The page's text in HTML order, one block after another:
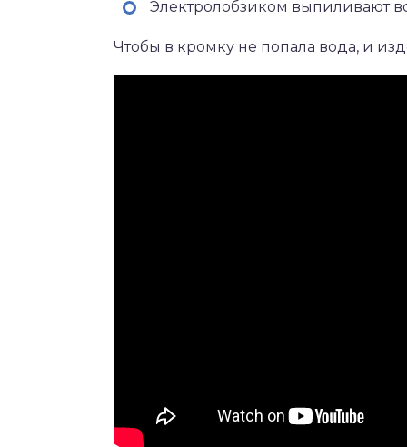
Электролобзиком выпиливают
Чтобы в кромку не попала вода, и